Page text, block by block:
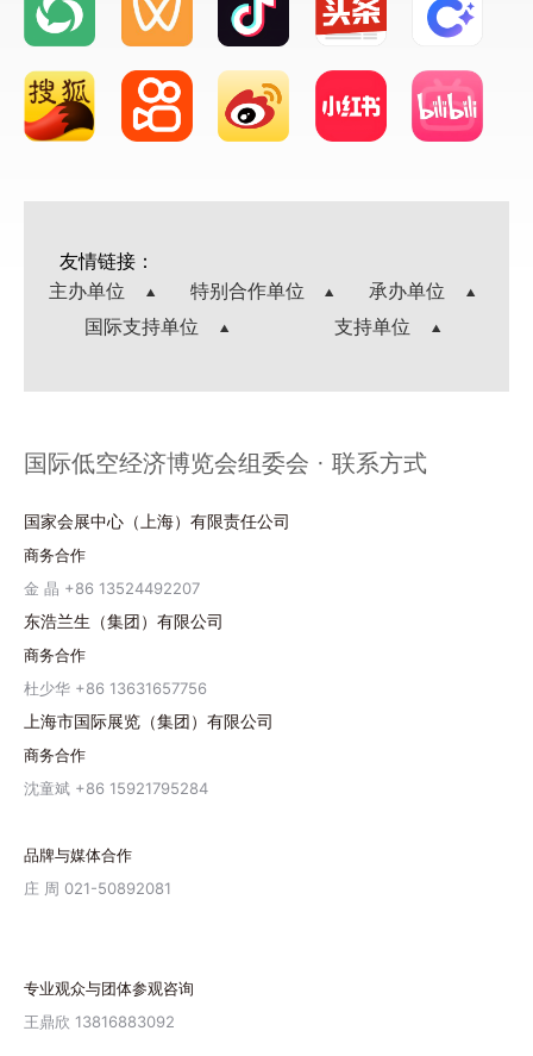
友情链接：
主办单位
特别合作单位
承办单位
国际支持单位
支持单位
国际低空经济博览会组委会 · 联系方式
国家会展中心（上海）有限责任公司
商务合作
金 晶 +86 13524492207
东浩兰生（集团）有限公司
商务合作
杜少华 +86 13631657756
上海市国际展览（集团）有限公司
商务合作
沈童斌 +86 15921795284
品牌与媒体合作
庄 周 021-50892081
专业观众与团体参观咨询
王鼎欣 13816883092